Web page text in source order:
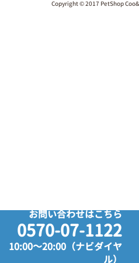
お問い合わせはこちら
0570-07-1122
10:00～20:00（ナビダイヤ
ル）
Copyright © 2017 PetShop